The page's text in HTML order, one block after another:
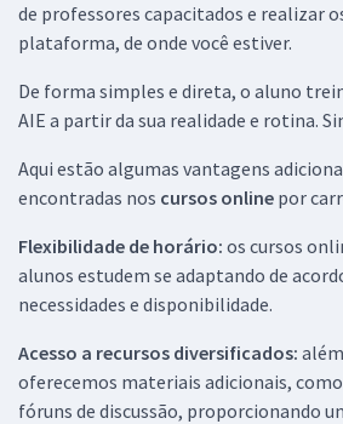
de professores capacitados e realizar
plataforma, de onde você estiver.
De forma simples e direta, o aluno
AIE a partir da sua realidade e rotina.
Aqui estão algumas vantagens
encontradas nos cursos online por
Flexibilidade de horário: os cursos
alunos estudem se adaptando de
necessidades e disponibilidade.
Acesso a recursos diversificados:
oferecemos materiais adicionais,
fóruns de discussão, proporcionando